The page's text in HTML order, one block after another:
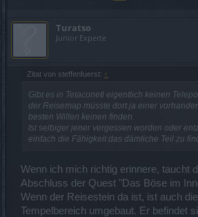
Turatso
Junior Experte
Zitat von steffenfuerst: ↑
Gibt es in Tetaconetl eigentlich keinen
der Reisemap müsste dort ja einer
besten Willen keinen finden.
Ist selbiger jener vergessen worden oder
einfach die Fähigkeit das dämliche Teil zu
Wenn ich mich richtig erinnere, taucht
Abschluss der Quest "Das Böse im
Wenn der Reisestein da ist, ist auch
Tempelbereich umgebaut. Er befindet